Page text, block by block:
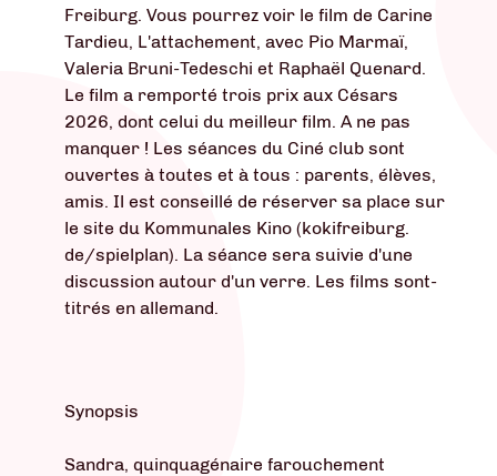
Freiburg. Vous pourrez voir le film de Carine
Tardieu, L'attachement, avec Pio Marmaï,
Valeria Bruni-Tedeschi et Raphaël Quenard.
Le film a remporté trois prix aux Césars
2026, dont celui du meilleur film. A ne pas
manquer ! Les séances du Ciné club sont
ouvertes à toutes et à tous : parents, élèves,
amis. Il est conseillé de réserver sa place sur
le site du Kommunales Kino (kokifreiburg.
de/spielplan). La séance sera suivie d'une
discussion autour d'un verre. Les films sont-
titrés en allemand.
Synopsis
Sandra, quinquagénaire farouchement